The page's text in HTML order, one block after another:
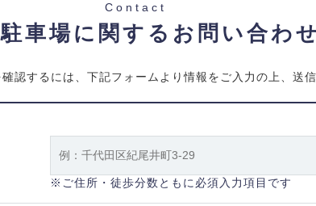
Contact
車場に関するお問い合わ
認するには、下記フォームより情報をご入力の上、送
※ご住所・徒歩分数ともに必須入力項目です